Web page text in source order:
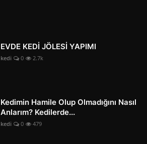
EVDE KEDİ JÖLESİ YAPIMI
kedi 0 2.7k
Kedimin Hamile Olup Olmadığını Nasıl
Anlarım? Kedilerde...
kedi 0 479